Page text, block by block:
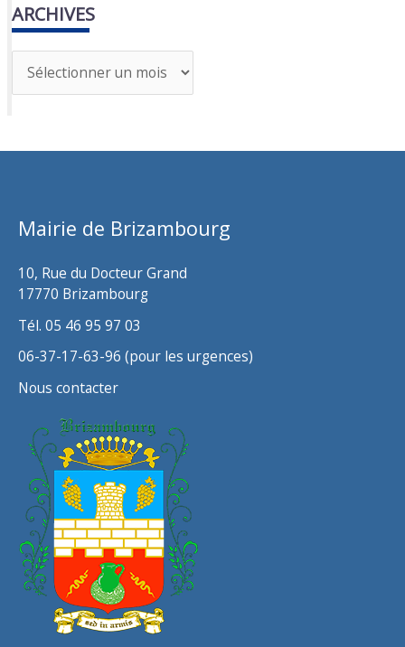
ARCHIVES
r
h
Mairie de Brizambourg
10, Rue du Docteur Grand
17770 Brizambourg
Tél. 05 46 95 97 03
06-37-17-63-96 (pour les urgences)
Nous contacter